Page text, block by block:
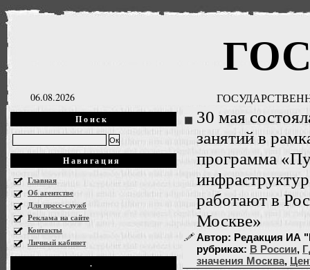
06.08.2026
Поиск
Навигация
Главная
Об агентстве
Для пресс-служб
Реклама на сайте
Контакты
Личный кабинет
.
30 мая
занятий в
программа
работают в
Москве»
Автор: Редакция ИА
рубриках: В России,
значения Москва,